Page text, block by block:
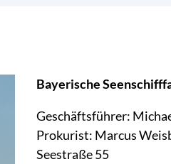
Bayerische
Geschäftsführer:
Prokurist: Marcus
Seestraße 55